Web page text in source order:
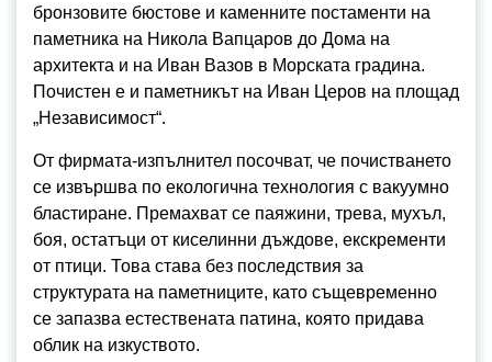
бронзовите бюстове и каменните постаменти на
паметника на Никола Вапцаров до Дома на
архитекта и на Иван Вазов в Морската градина.
Почистен е и паметникът на Иван Церов на площад
„Независимост“.
От фирмата-изпълнител посочват, че почистването
се извършва по екологична технология с вакуумно
бластиране. Премахват се паяжини, трева, мухъл,
боя, остатъци от киселинни дъждове, екскременти
от птици. Това става без последствия за
структурата на паметниците, като същевременно
се запазва естествената патина, която придава
облик на изкуството.